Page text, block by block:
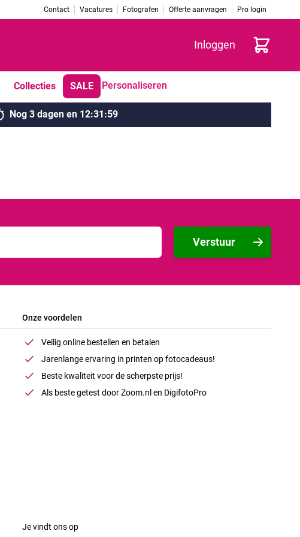
Contact Vacatures Fotografen Offerte aanvragen Pro login
Inloggen
Collecties SALE Personaliseren
Nog 3 dagen en 12:31:59
Verstuur
Onze voordelen
Veilig online bestellen en betalen
Jarenlange ervaring in printen op fotocadeaus!
Beste kwaliteit voor de scherpste prijs!
Als beste getest door Zoom.nl en DigifotoPro
Je vindt ons op